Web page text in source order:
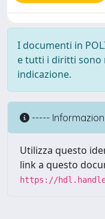
I documenti in
e tutti i diritti sono
indicazione.
-----
Utilizza questo
link a questo
https://